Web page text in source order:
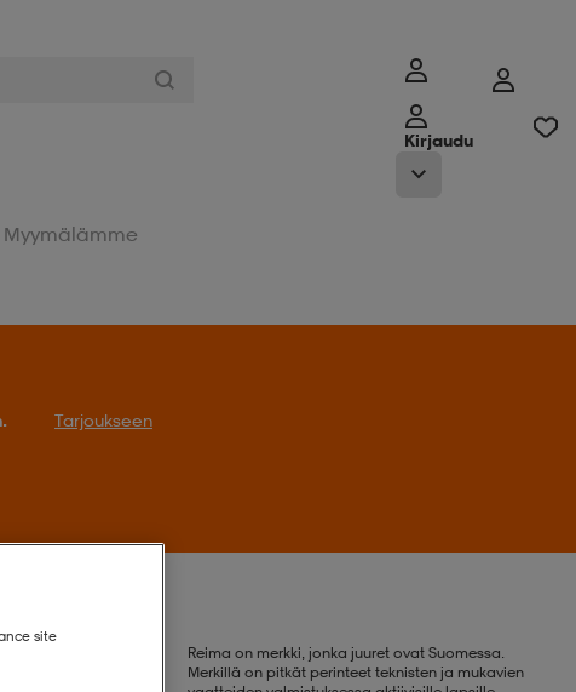
Kirjaudu
Myymälämme
Tarjoukseen
Reima on merkki, jonka juuret ovat Suomessa.
Merkillä on pitkät perinteet teknisten ja mukavien
site